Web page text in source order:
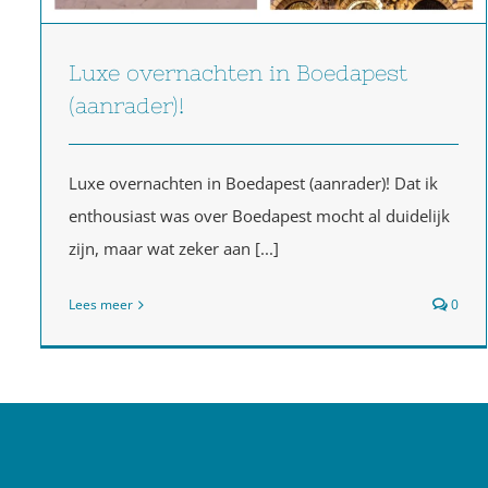
Luxe overnachten in Boedapest
(aanrader)!
Luxe overnachten in Boedapest (aanrader)! Dat ik
enthousiast was over Boedapest mocht al duidelijk
zijn, maar wat zeker aan [...]
Lees meer 0